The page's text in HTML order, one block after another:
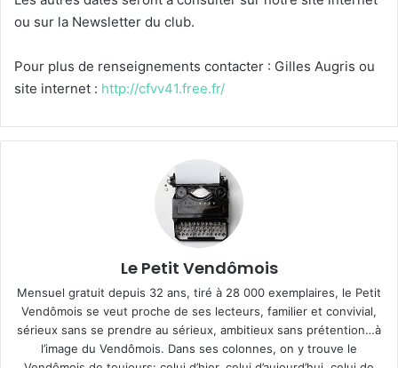
ou sur la Newsletter du club.
Pour plus de renseignements contacter : Gilles Augris ou
site internet : http://cfvv41.free.fr/
Le Petit Vendômois
Mensuel gratuit depuis 32 ans, tiré à 28 000 exemplaires, le Petit
Vendômois se veut proche de ses lecteurs, familier et convivial,
sérieux sans se prendre au sérieux, ambitieux sans prétention…à
l’image du Vendômois. Dans ses colonnes, on y trouve le